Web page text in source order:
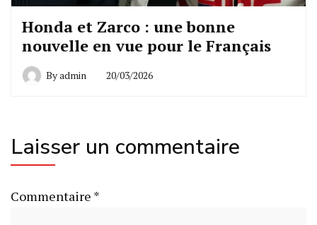
Honda et Zarco : une bonne
nouvelle en vue pour le Français
Byadmin 20/03/2026
Laisser un commentaire
Commentaire *